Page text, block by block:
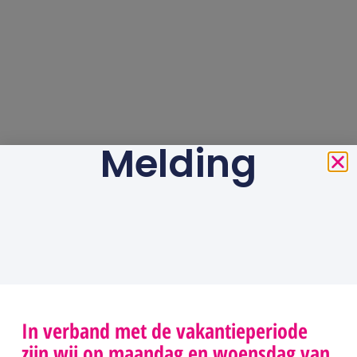
Melding
In verband met de vakantieperiode